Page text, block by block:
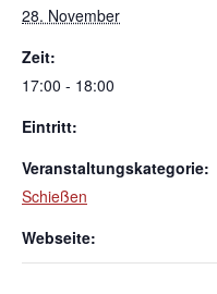
28. November
Zeit:
17:00 - 18:00
Eintritt:
Veranstaltungskategorie:
Schießen
Webseite: